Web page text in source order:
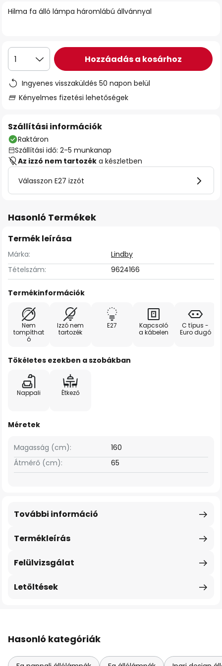
Hilma fa álló lámpa háromlábú állvánnyal
1 Hozzáadás a kosárhoz
Ingyenes visszaküldés 50 napon belül
Kényelmes fizetési lehetőségek
Szállítási információk
Raktáron
Szállítási idő: 2-5 munkanap
Az izzó nem tartozék a készletben
Válasszon E27 izzót
Hasonló Termékek
Termék leírása
Márka:
Lindby
Tételszám:
9624166
Termékinformációk
Nem
tompíthat
ó
Izzó nem
tartozék
E27
Kapcsoló
a kábelen
C típus -
Euro dugó
Tökéletes ezekben a szobákban
Nappali Étkező
Méretek
Magasság (cm):
160
Átmérő (cm):
65
Termékleírás
További információ
Felülvizsgálat
Letöltések
Hasonló kategóriák